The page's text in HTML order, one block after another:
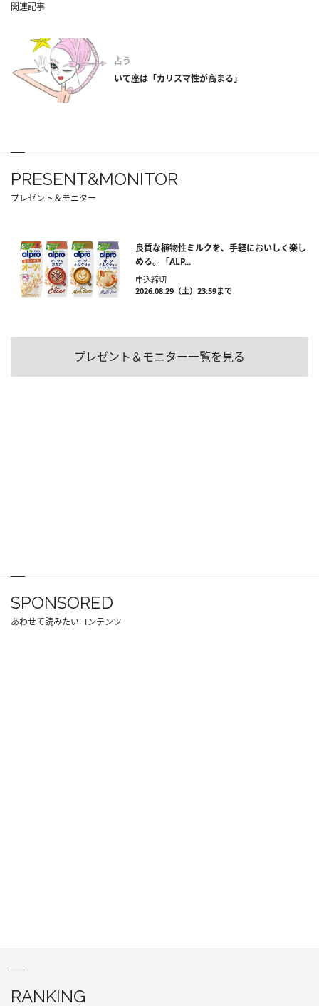
関連記事
占う
いて座は「カリスマ性が高まる」
PRESENT&MONITOR
プレゼント＆モニター
良質な植物性ミルクを、手軽においしく楽し
める。「ALP...
申込締切
2026.08.29（土）23:59まで
プレゼント＆モニター一覧を見る
SPONSORED
あわせて読みたいコンテンツ
RANKING